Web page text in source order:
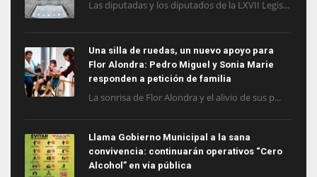
Las diputadas y los diputados de la LXVII Legis...
Una silla de ruedas, un nuevo apoyo para
Flor Alondra: Pedro Miguel y Sonia Marie
responden a petición de familia
La sonrisa de Flor Alondra y el alivio de sus p...
Llama Gobierno Municipal a la sana
convivencia: continuarán operativos “Cero
Alcohol” en vía pública